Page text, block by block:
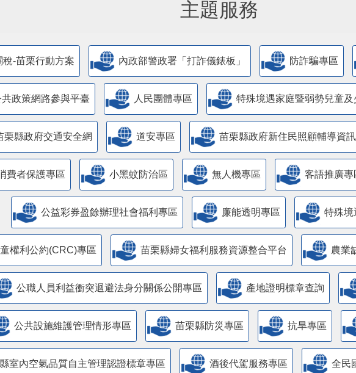
主題服務
稅-苗栗行動方案 內政部警政署「打詐儀錶板」 防詐騙專區
共政策網路參與平臺 人民團體專區 特殊境遇家庭暨弱勢兒童
栗縣政府交通安全網 道安專區 苗栗縣政府新住民照顧輔導資
費者保護專區 小黑蚊防治區 無人機專區 客語推廣專
公益彩券盈餘辦理社會福利專區 廉能透明專區 特殊境
權利公約(CRC)專區 苗栗縣婦女福利服務資源整合平台 農業
公職人員利益衝突迴避法身分關係公開專區 產地證明標章查詢
​公共設施維護管理情形專區 苗栗縣防災專區 抗旱專區
室內空氣品質自主管理認證標章專區 酒後代駕服務專區 全民